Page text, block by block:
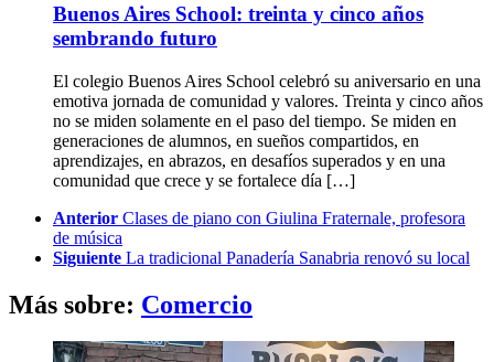
Buenos Aires School: treinta y cinco años
sembrando futuro
El colegio Buenos Aires School celebró su aniversario en una
emotiva jornada de comunidad y valores. Treinta y cinco años
no se miden solamente en el paso del tiempo. Se miden en
generaciones de alumnos, en sueños compartidos, en
aprendizajes, en abrazos, en desafíos superados y en una
comunidad que crece y se fortalece día […]
Anterior Clases de piano con Giulina Fraternale, profesora
de música
Siguiente La tradicional Panadería Sanabria renovó su local
Más sobre: Comercio